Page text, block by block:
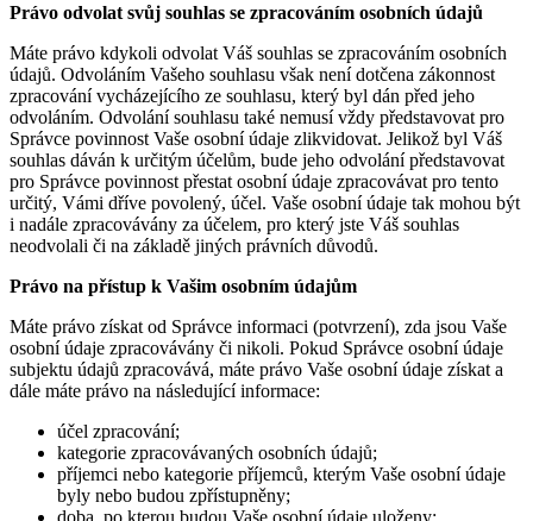
Právo odvolat svůj souhlas se zpracováním osobních údajů
Máte právo kdykoli odvolat Váš souhlas se zpracováním osobních
údajů. Odvoláním Vašeho souhlasu však není dotčena zákonnost
zpracování vycházejícího ze souhlasu, který byl dán před jeho
odvoláním. Odvolání souhlasu také nemusí vždy představovat pro
Správce povinnost Vaše osobní údaje zlikvidovat. Jelikož byl Váš
souhlas dáván k určitým účelům, bude jeho odvolání představovat
pro Správce povinnost přestat osobní údaje zpracovávat pro tento
určitý, Vámi dříve povolený, účel. Vaše osobní údaje tak mohou být
i nadále zpracovávány za účelem, pro který jste Váš souhlas
neodvolali či na základě jiných právních důvodů.
Právo na přístup k Vašim osobním údajům
Máte právo získat od Správce informaci (potvrzení), zda jsou Vaše
osobní údaje zpracovávány či nikoli. Pokud Správce osobní údaje
subjektu údajů zpracovává, máte právo Vaše osobní údaje získat a
dále máte právo na následující informace:
účel zpracování;
kategorie zpracovávaných osobních údajů;
příjemci nebo kategorie příjemců, kterým Vaše osobní údaje
byly nebo budou zpřístupněny;
doba, po kterou budou Vaše osobní údaje uloženy;